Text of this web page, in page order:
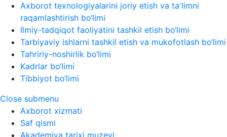
Axborot texnologiyalarini joriy etish va taʼlimni
raqamlashtirish bo‘limi
Ilmiy-tadqiqot faoliyatini tashkil etish bo‘limi
Tarbiyaviy ishlarni tashkil etish va mukofotlash bo‘limi
Tahririy-noshirlik bo‘limi
Kadrlar bo‘limi
Tibbiyot bo‘limi
Close submenu
Axborot xizmati
Saf qismi
Akademiya tarixi muzeyi